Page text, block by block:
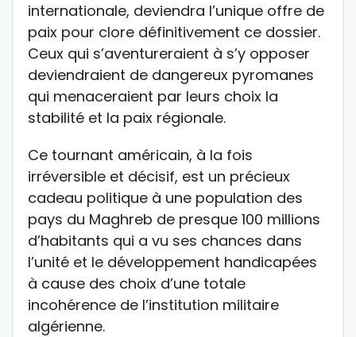
internationale, deviendra l’unique offre de
paix pour clore définitivement ce dossier.
Ceux qui s’aventureraient à s’y opposer
deviendraient de dangereux pyromanes
qui menaceraient par leurs choix la
stabilité et la paix régionale.
Ce tournant américain, à la fois
irréversible et décisif, est un précieux
cadeau politique à une population des
pays du Maghreb de presque 100 millions
d’habitants qui a vu ses chances dans
l’unité et le développement handicapées
à cause des choix d’une totale
incohérence de l’institution militaire
algérienne.